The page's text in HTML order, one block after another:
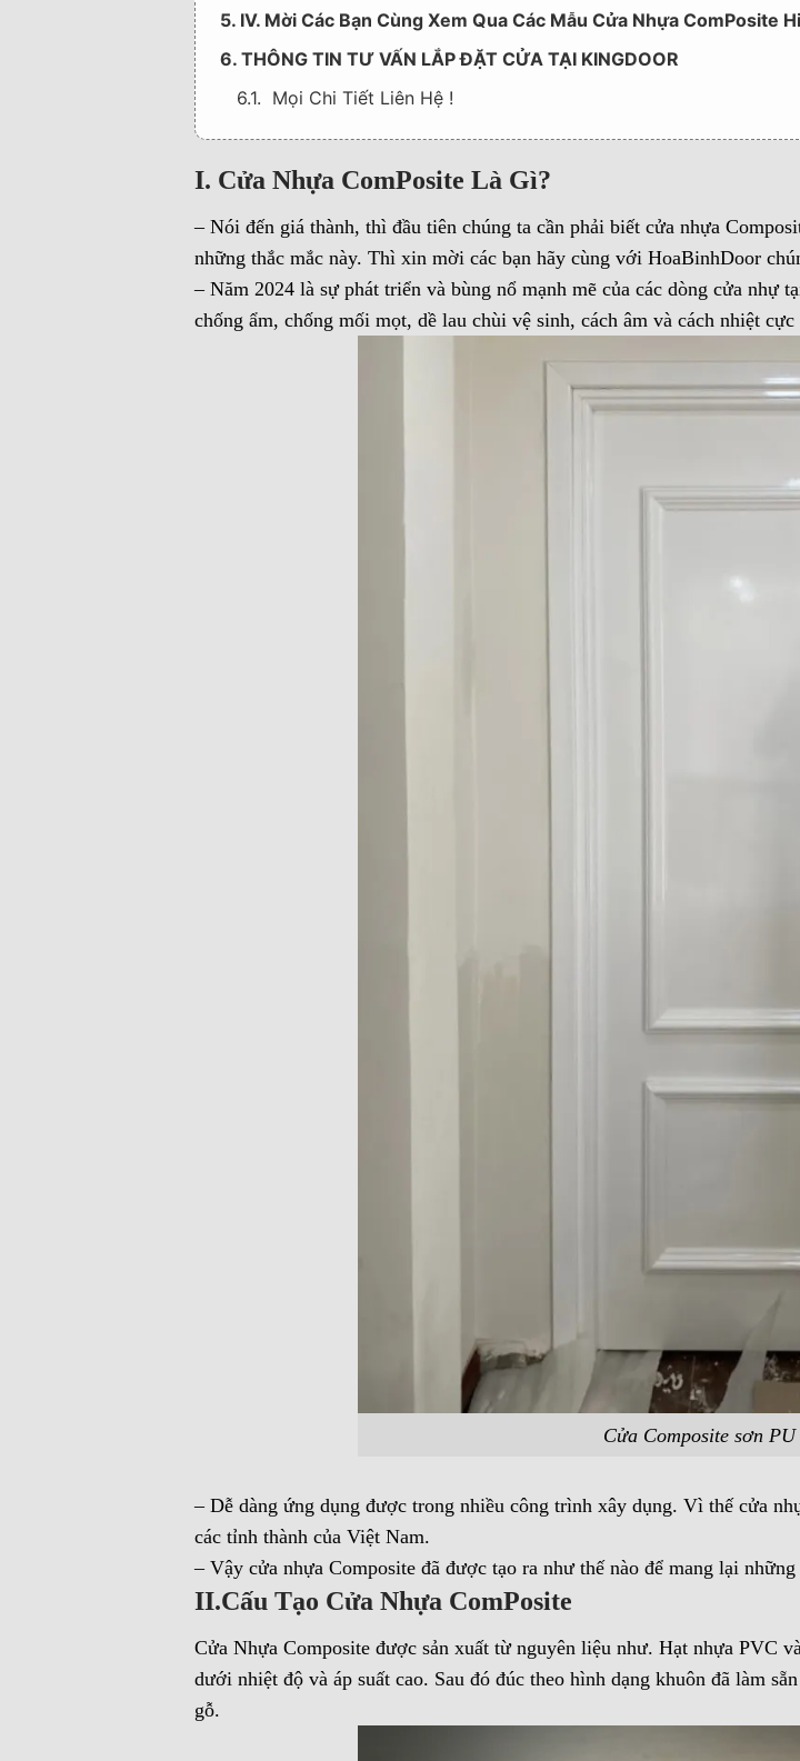
5. IV. Mời Các Bạn Cùng Xem Qua Các Mẫu Cửa Nhựa ComPosite
6. THÔNG TIN TƯ VẤN LẮP ĐẶT CỬA TẠI KINGDOOR
6.1. Mọi Chi Tiết Liên Hệ !
I. Cửa Nhựa ComPosite Là Gì?
– Nói đến giá thành, thì đầu tiên chúng ta cần phải biết cửa nhựa
những thắc mắc này. Thì xin mời các bạn hãy cùng với HoaBinhDoor
– Năm 2024 là sự phát triển và bùng nổ mạnh mẽ của các dòng cửa
chống ẩm, chống mối mọt, dề lau chùi vệ sinh, cách âm và cách nhiệt
Cửa Composite sơn
– Dễ dàng ứng dụng được trong nhiều công trình xây dụng. Vì thế cửa
các tỉnh thành của Việt Nam.
– Vậy cửa nhựa Composite đã được tạo ra như thế nào để mang lại
II.Cấu Tạo Cửa Nhựa ComPosite
Cửa Nhựa Composite được sản xuất từ nguyên liệu như. Hạt nhựa PVC
dưới nhiệt độ và áp suất cao. Sau đó đúc theo hình dạng khuôn đã làm
gỗ.